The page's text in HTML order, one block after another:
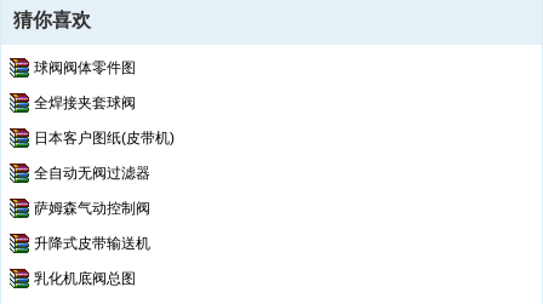
猜你喜欢
球阀阀体零件图
全焊接夹套球阀
日本客户图纸(皮带机)
全自动无阀过滤器
萨姆森气动控制阀
升降式皮带输送机
乳化机底阀总图